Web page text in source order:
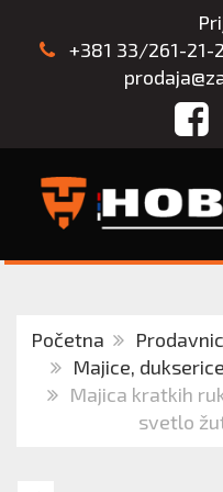
+381 33/261-21-
Početna
Majice,
Majica kratkih
svetlo